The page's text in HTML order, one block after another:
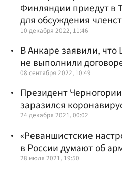
Финляндии приедут в
для обсуждения
10 декабря 2022, 11:46
В Анкаре заявили,
не выполнили
08 сентября 2022, 10:49
Президент
заразился
24 декабря 2021, 00:02
«Реваншистские
в России думают об
28 июля 2021, 19:50